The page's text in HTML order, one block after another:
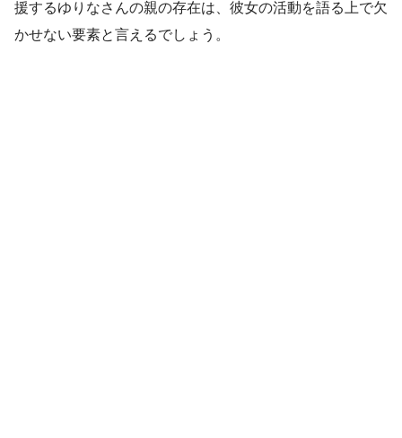
援するゆりなさんの親の存在は、彼女の活動を語る上で欠
かせない要素と言えるでしょう。